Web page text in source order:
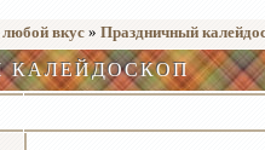
вкус » Праздничный
КАЛЕЙДОСКОП